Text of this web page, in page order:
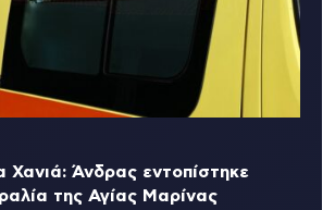
Χανιά: Άνδρας εντοπίστηκε
της Αγίας Μαρίνας